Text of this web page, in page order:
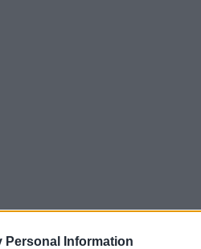
Personal Information